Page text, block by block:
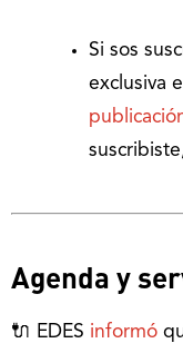
Si sos
exclusiva
Agenda y
🔌 EDES informó